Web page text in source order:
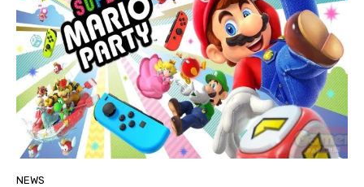
NEWS